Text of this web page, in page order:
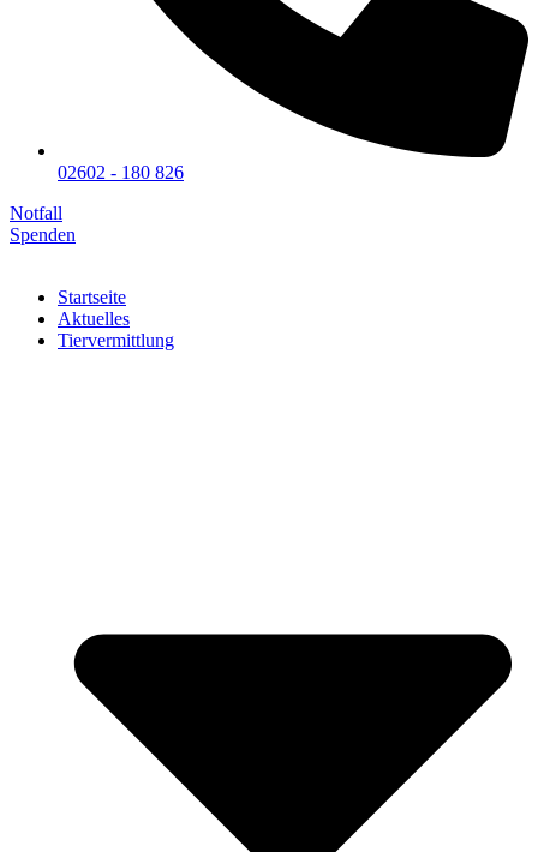
02602 - 180 826
Notfall
Spenden
Startseite
Aktuelles
Tiervermittlung